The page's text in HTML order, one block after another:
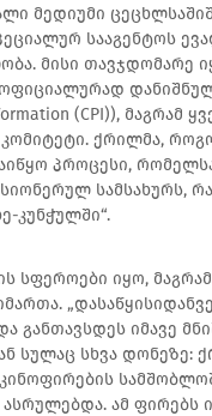
მედიუმი
სააგენტოს
მისი თავჯდომარე
(CPI)), მაგრამ
ქრილმა,
პროცესი,
სამსახურს,
კუნჭულში“.
სფეროები იყო,
განთავსდეს იმავე
სულაც სხვა დონეზე:
ამ ფირებს